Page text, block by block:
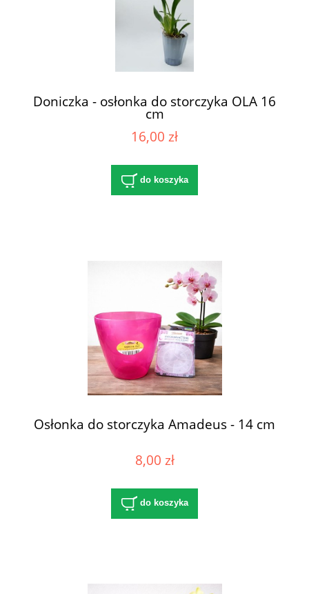
Doniczka - osłonka do storczyka OLA 16
cm
16,00 zł
do koszyka
Osłonka do storczyka Amadeus - 14 cm
8,00 zł
do koszyka